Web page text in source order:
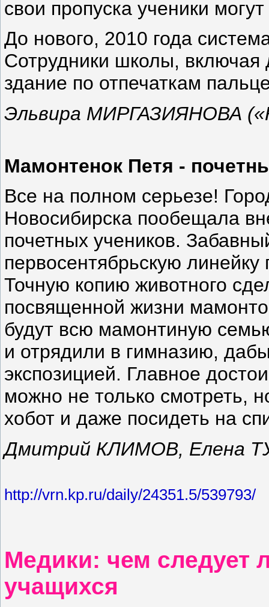
свои пропуска ученики
До нового, 2010 года
Сотрудники школы, включая
здание по отпечаткам
Эльвира МИРГАЗИЯНОВА
Мамонтенок Петя -
Все на полном серьезе!
Новосибирска пообещала
почетных учеников.
первосентябрьскую
Точную копию животного
посвященной жизни
будут всю мамонтиную
и отрядили в гимназию,
экспозицией. Главное
можно не только смотреть,
хобот и даже посидеть на
Дмитрий КЛИМОВ, Елена
http://vrn.kp.ru/daily/24351.5/539793/
Медики: чем следует
учащихся